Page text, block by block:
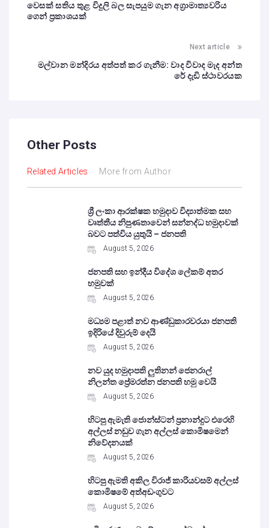
වෙසක් සතිය තුළ විදුලි බල සැපයුම ගැන අග්‍රාමාත්‍යවරිය
ගෙන් ප්‍රකාශයක්
Next article
මල්වාන මන්දිරය අත්පත් කර ගැනීම: වාද විවාද මැද අන්ත
රේ දැඩි ස්ථාවරයක
Other Posts
Related Articles More from Author
ශ්‍රී ලංකා ආරක්ෂක හමුදාව විද්‍යාත්මක සහ
වෘත්තීය නිපුණතාවෙන් සන්නද්ධ හමුදාවක්
බවට පත්විය යුතුයි – ජනපති
August 5, 2026
ජනපති සහ ඉන්දීය විදේශ ලේකම් අතර
හමුවක්
August 5, 2026
මධ්‍යම පළාත් නව ආණ්ඩුකාරවරයා ජනපති
ඉදිරියේ දිවුරුම් දෙයි
August 5, 2026
නව යුද හමුදාපති ලුතිනන් ජෙනරාල්
නිලන්ත ප්‍රේමරත්න ජනපති හමු වෙයි
August 5, 2026
හිටපු ඇමැති ජොන්ස්ටන් ප්‍රනාන්දුට එරෙහි
අල්ලස් නඩුව ගැන අල්ලස් කොමිෂමෙන්
නිවේදනයක්
August 5, 2026
හිටපු ඇමති අකිල විරාජ් කාරියවසම් අල්ලස්
කොමිෂමේ අත්අඩංගුවට
August 5, 2026